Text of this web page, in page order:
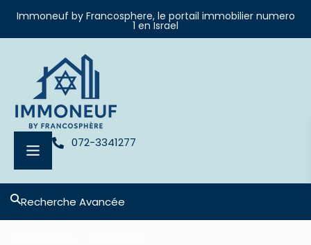
Immoneuf by Francosphere, le portail immobilier numero
1 en Israel
072-3341277
Recherche Avancée